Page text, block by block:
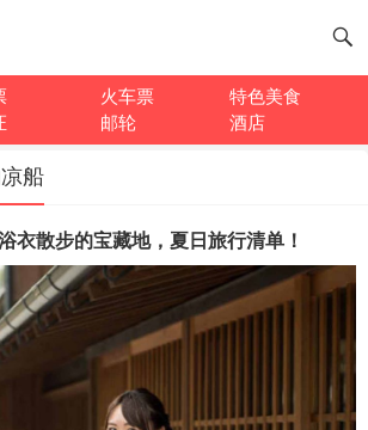
火车票
特色美食
邮轮 酒店
船
衣散步的宝藏地，夏日旅行清单！